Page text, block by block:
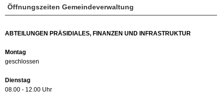
Öffnungszeiten Gemeindeverwaltung
ABTEILUNGEN PRÄSIDIALES, FINANZEN UND INFRASTRUKTUR
Montag
geschlossen
Dienstag
08.00 - 12.00 Uhr